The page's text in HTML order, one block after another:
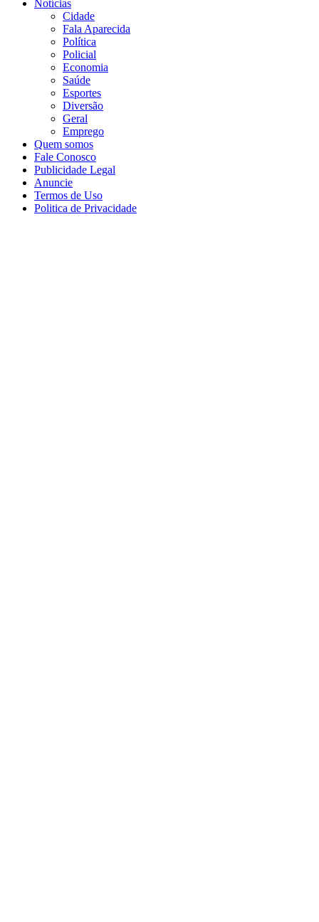
Notícias
Cidade
Fala Aparecida
Política
Policial
Economia
Saúde
Esportes
Diversão
Geral
Emprego
Quem somos
Fale Conosco
Publicidade Legal
Anuncie
Termos de Uso
Politica de Privacidade